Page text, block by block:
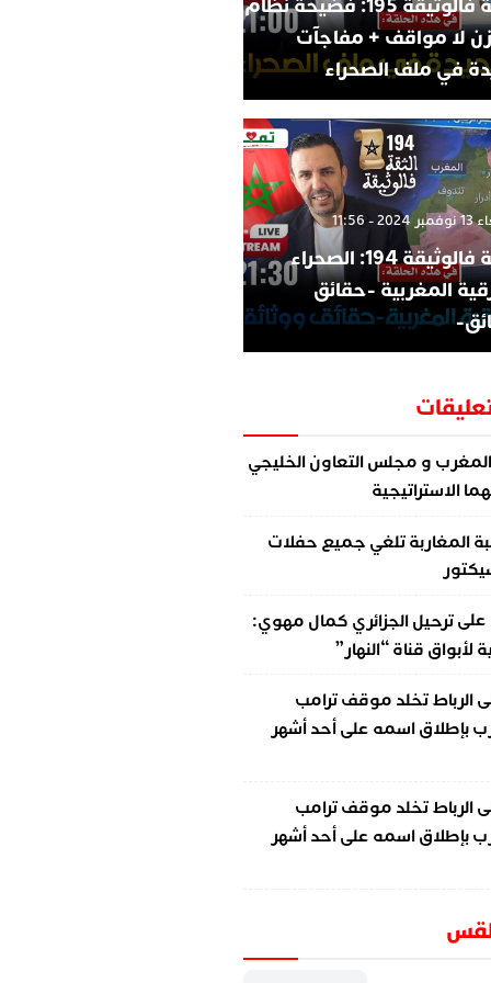
الثقة فالوثيقة 195: فضيحة نظام
لا مواقف + مفاجآت
في ملف الصحراء
- 11:56
الثقة فالوثيقة 194: الصحراء
المغربية -حقائق
المغرب و مجلس التعاون الخليجي
الاستراتيجية
المغاربة تلغي جميع حفلات
علىترحيل الجزائري كمال مهوي:
قناة “النهار”
الرباط تخلد موقف ترامب
بإطلاق اسمه على أحد أشهر
الرباط تخلد موقف ترامب
بإطلاق اسمه على أحد أشهر